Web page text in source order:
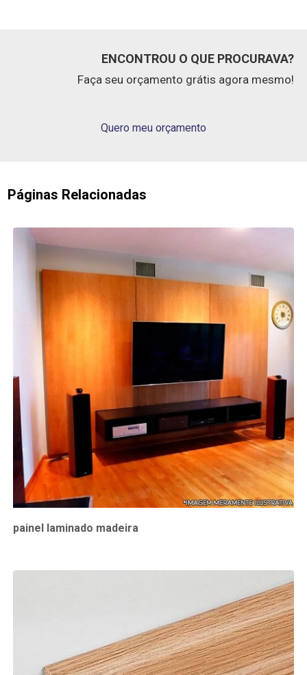
ENCONTROU O QUE PROCURAVA?
Faça seu orçamento grátis agora mesmo!
Quero meu orçamento
Páginas Relacionadas
painel laminado madeira